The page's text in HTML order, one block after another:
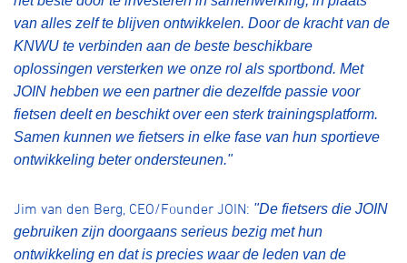
van alles zelf te blijven ontwikkelen. Door de kracht van de
KNWU te verbinden aan de beste beschikbare
oplossingen versterken we onze rol als sportbond. Met
JOIN hebben we een partner die dezelfde passie voor
fietsen deelt en beschikt over een sterk trainingsplatform.
Samen kunnen we fietsers in elke fase van hun sportieve
ontwikkeling beter ondersteunen."
Jim van den Berg, CEO/Founder JOIN: "De fietsers die JOIN
gebruiken zijn doorgaans serieus bezig met hun
ontwikkeling en dat is precies waar de leden van de